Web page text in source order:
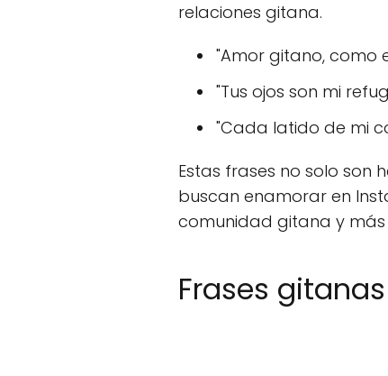
relaciones gitana.
"Amor gitano, como
"Tus ojos son mi
"Cada latido de mi
Estas frases no solo son
buscan enamorar en
comunidad gitana y más
Frases